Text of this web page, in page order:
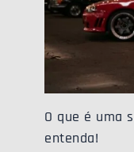
O que é uma
entenda!